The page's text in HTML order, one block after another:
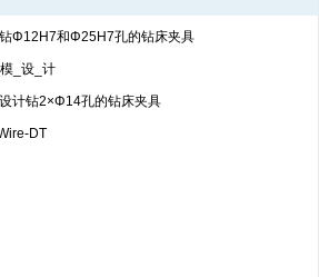
Φ12H7和Φ25H7孔的钻床夹具
_设_计
计钻2×Φ14孔的钻床夹具
DT